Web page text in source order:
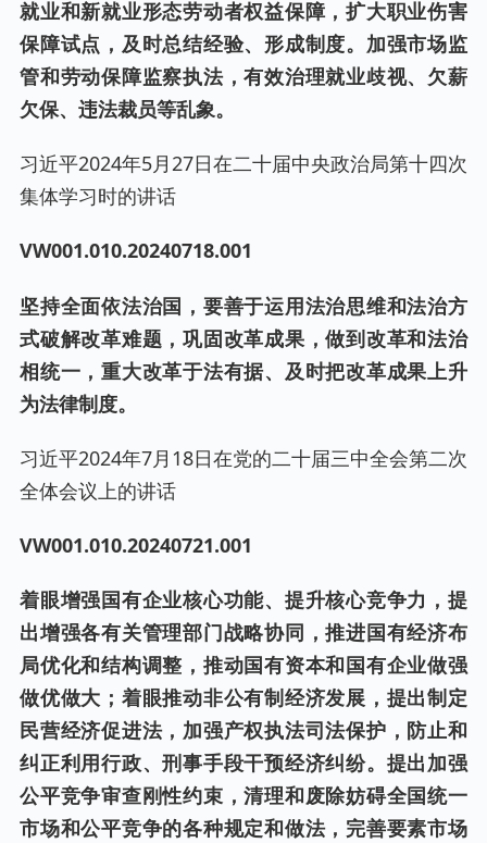
就业和新就业形态劳动者权益保障，扩大职业伤害
保障试点，及时总结经验、形成制度。加强市场监
管和劳动保障监察执法，有效治理就业歧视、欠薪
欠保、违法裁员等乱象。
习近平2024年5月27日在二十届中央政治局第十四次
集体学习时的讲话
VW001.010.20240718.001
坚持全面依法治国，要善于运用法治思维和法治方
式破解改革难题，巩固改革成果，做到改革和法治
相统一，重大改革于法有据、及时把改革成果上升
为法律制度。
习近平2024年7月18日在党的二十届三中全会第二次
全体会议上的讲话
VW001.010.20240721.001
着眼增强国有企业核心功能、提升核心竞争力，提
出增强各有关管理部门战略协同，推进国有经济布
局优化和结构调整，推动国有资本和国有企业做强
做优做大；着眼推动非公有制经济发展，提出制定
民营经济促进法，加强产权执法司法保护，防止和
纠正利用行政、刑事手段干预经济纠纷。提出加强
公平竞争审查刚性约束，清理和废除妨碍全国统一
市场和公平竞争的各种规定和做法，完善要素市场